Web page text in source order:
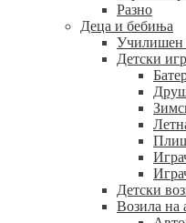
Разно
Деца и бебиња
Училишен
Детски
Детски
Возила на